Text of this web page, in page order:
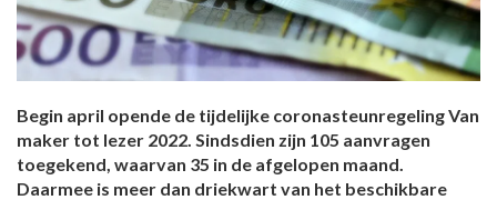
Begin april opende de tijdelijke coronasteunregeling Van
maker tot lezer 2022. Sindsdien zijn 105 aanvragen
toegekend, waarvan 35 in de afgelopen maand.
Daarmee is meer dan driekwart van het beschikbare